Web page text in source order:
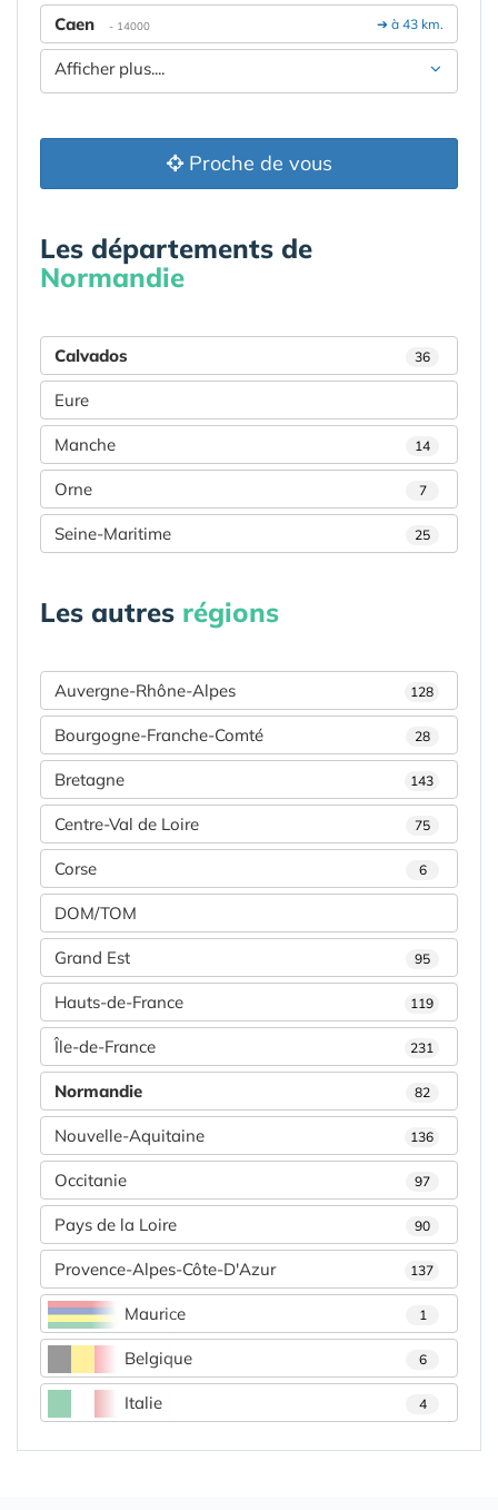
➔ à 43 km.
Caen - 14000
Afficher plus....
Proche de vous
Les départements de
Normandie
Calvados 36
Eure
Manche 14
Orne 7
Seine-Maritime 25
Les autres régions
Auvergne-Rhône-Alpes 128
Bourgogne-Franche-Comté 28
Bretagne 143
Centre-Val de Loire 75
Corse 6
DOM/TOM
Grand Est 95
Hauts-de-France 119
Île-de-France 231
Normandie 82
Nouvelle-Aquitaine 136
Occitanie 97
Pays de la Loire 90
Provence-Alpes-Côte-D'Azur 137
Maurice 1
Belgique 6
Italie 4